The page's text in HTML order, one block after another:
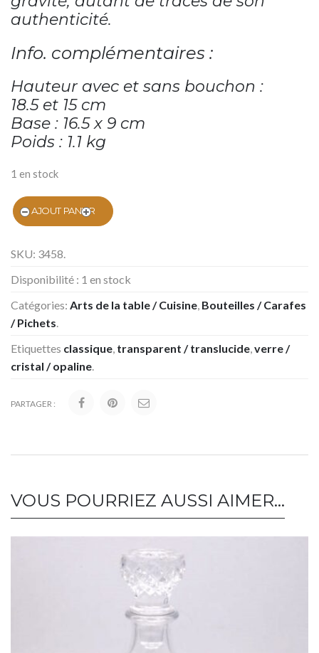
authenticité.
Info. complémentaires :
Hauteur avec et sans bouchon :
18.5 et 15 cm
Base : 16.5 x 9 cm
Poids : 1.1 kg
1 en stock
AJOUT PANIER
SKU: 3458
Disponibilité : 1 en stock
Catégories: Arts de la table / Cuisine Bouteilles / Carafes
/ Pichets
Etiquettes classique transparent / translucide verre /
cristal / opaline
PARTAGER :
VOUS POURRIEZ AUSSI AIMER…